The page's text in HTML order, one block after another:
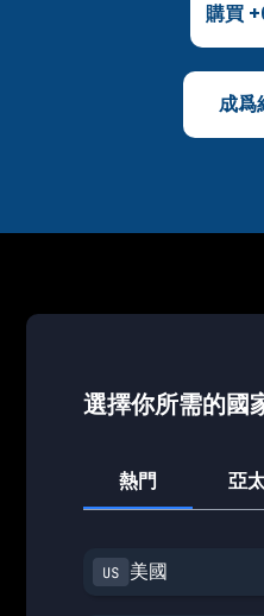
購買
成爲
選擇你所需的國
熱門 亞
美國